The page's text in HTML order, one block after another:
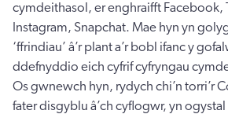
cymdeithasol, er enghraifft Facebook,
Instagram, Snapchat. Mae hyn yn
‘ffrindiau’ â’r plant a’r bobl ifanc y
ddefnyddio eich cyfrif cyfryngau
Os gwnewch hyn, rydych chi’n torri’r
fater disgyblu â’ch cyflogwr, yn